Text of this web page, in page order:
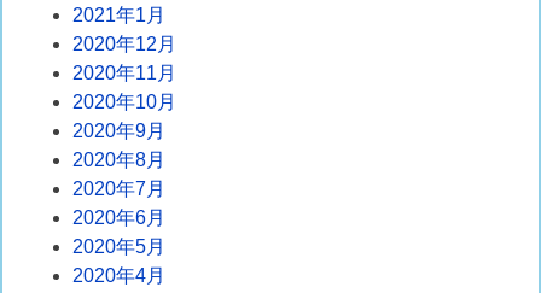
2021年1月
2020年12月
2020年11月
2020年10月
2020年9月
2020年8月
2020年7月
2020年6月
2020年5月
2020年4月